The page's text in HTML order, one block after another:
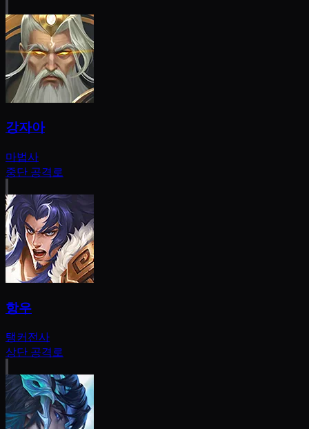
강자아
마법사
중단 공격로
항우
탱커전사
상단 공격로